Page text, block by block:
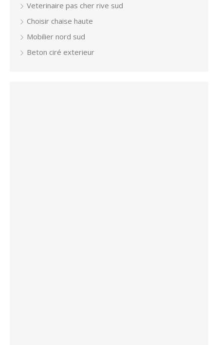
Veterinaire pas cher rive sud
Choisir chaise haute
Mobilier nord sud
Beton ciré exterieur